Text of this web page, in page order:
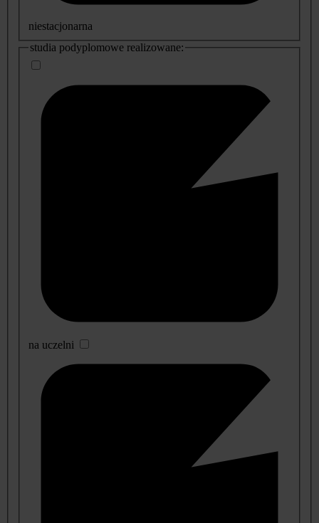
niestacjonarna
studia podyplomowe realizowane:
na uczelni